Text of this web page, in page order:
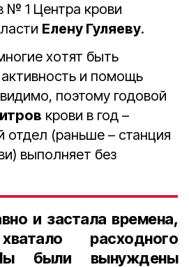
№ 1 Центра крови
Елену Гуляеву.
хо­тят быть
и помощь
поэтому годовой
крови в год –
отдел (раньше – станция
вы­полняет без
и застала времена,
рас­ходного
были вы­нуждены